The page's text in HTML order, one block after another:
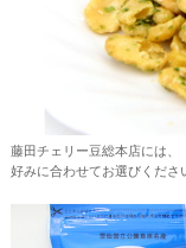
藤田チェリー豆総本店には、
好みに合わせてお選びくださ